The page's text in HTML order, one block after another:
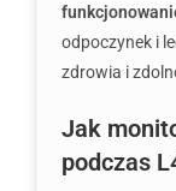
odpoczynek i
zdrowia i
Jak
podczas